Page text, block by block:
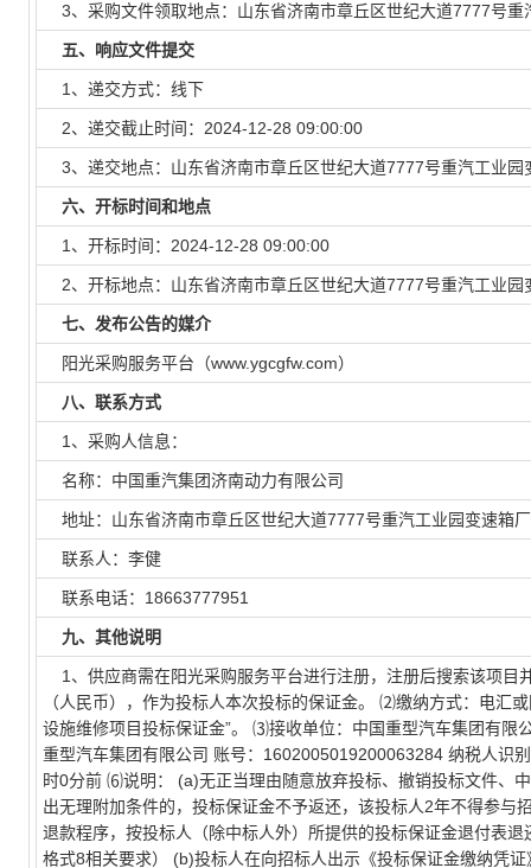
3、采购文件领取地点：山东省济南市章丘区世纪大道7777号重
五、响应文件提交
1、递交方式：线下
2、递交截止时间：2024-12-28 09:00:00
3、递交地点：山东省济南市章丘区世纪大道7777号重汽工业园
六、开标时间和地点
1、开标时间：2024-12-28 09:00:00
2、开标地点：山东省济南市章丘区世纪大道7777号重汽工业园
七、发布公告的媒介
阳光采购服务平台（www.ygcgfw.com）
八、联系方式
1、采购人信息：
名称：中国重汽集团济南动力有限公司
地址：山东省济南市章丘区世纪大道7777号重汽工业园变速箱
联系人：李健
联系电话：18663777951
九、其他说明
1、供应商需在阳光采购服务平台进行注册，注册后搜索该项
（人民币），作为投标人本次投标的保证金。 ⑵缴纳方式：电汇
设施维修项目投标保证金”。 ⑶接收单位：中国重型汽车集团有
重型汽车集团有限公司 账号：1602005019200063284 纳税人
时0分前 ⑹说明： (a)无正当理由随意放弃投标、撤销投标文件、
出无理附加条件的，投标保证金不予返还，该投标人2年不得参
退款程序，按投标人（除中标人外）所提供的投标保证金退付表
格式8相关要求） (b)投标人在向招标人出示《投标保证金缴纳凭